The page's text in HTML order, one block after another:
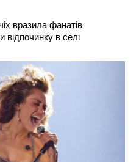
вразила фанатів
в селі